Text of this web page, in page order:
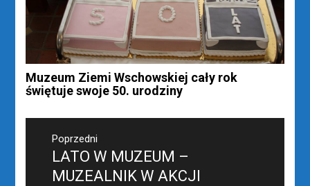
Muzeum Ziemi Wschowskiej cały rok
świętuje swoje 50. urodziny
Nawigacja
wpisuPoprzedni
Poprzedni
wpis:
LATO W MUZEUM –
MUZEALNIK W AKCJI